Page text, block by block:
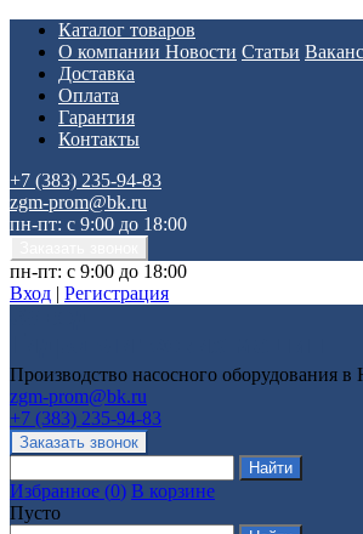
Каталог товаров
О компании Новости Статьи
Доставка
Оплата
Гарантия
Контакты
+7 (383) 235-94-83
zgm-prom@bk.ru
пн-пт: с 9:00 до 18:00
пн-пт: с 9:00 до 18:00
Вход | Регистрация
Производство насосного оборудования в
zgm-prom@bk.ru
+7 (383) 235-94-83
Избранное (0) В корзине
Пусто